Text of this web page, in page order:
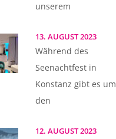
unserem
13. AUGUST 2023
Während des
Seenachtfest in
Konstanz gibt es um
den
12. AUGUST 2023